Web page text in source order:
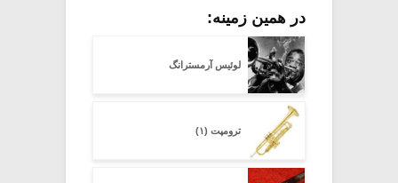
در همین زمینه:
لوئیس آرمسترانگ
ترومپت (۱)